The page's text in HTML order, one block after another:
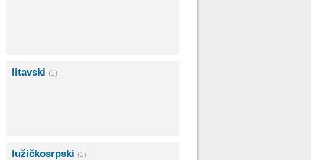
litavski (1)
lužičkosrpski (1)